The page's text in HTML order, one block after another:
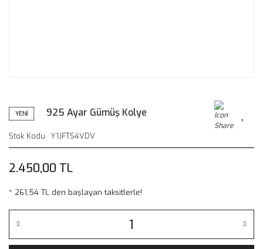
YENİ 925 Ayar Gümüş Kolye
Stok Kodu Y1JFTS4VDV
2.450,00 TL
* 261,54 TL den başlayan taksitlerle!